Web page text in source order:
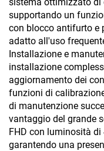
supportando un
con blocco antifurto e
adatto all'uso
Installazione e
installazione
aggiornamento dei
funzioni di
di manutenzione
vantaggio del grande
FHD con luminosità
garantendo una